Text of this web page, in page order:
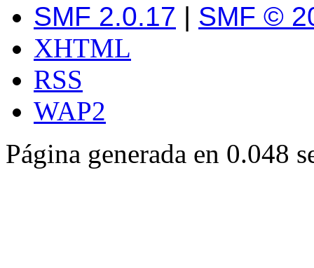
SMF 2.0.17 | SMF ©
XHTML
RSS
WAP2
Página generada en 0.048